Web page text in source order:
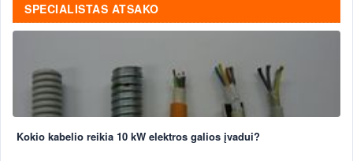
SPECIALISTAS ATSAKO
Kokio kabelio reikia 10 kW elektros galios įvadui?